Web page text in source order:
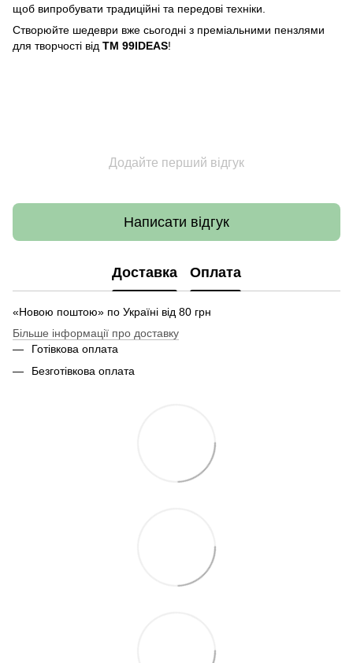
щоб випробувати традиційні та передові техніки.
Створюйте шедеври вже сьогодні з преміальними пензлями
для творчості від ТМ 99IDEAS!
Додайте перший відгук
Написати відгук
Доставка Оплата
«Новою поштою» по Україні від 80 грн
Більше інформації про доставку
Готівкова оплата
Безготівкова оплата